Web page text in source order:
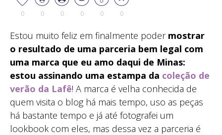
0 0 0 0 0 0
Estou muito feliz em finalmente poder mostrar
o resultado de uma parceria bem legal com
uma marca que eu amo daqui de Minas:
estou assinando uma estampa da coleção de
verão da Lafê! A marca é velha conhecida de
quem visita o blog há mais tempo, uso as peças
há bastante tempo e já até fotografei um
lookbook com eles, mas dessa vez a parceria é